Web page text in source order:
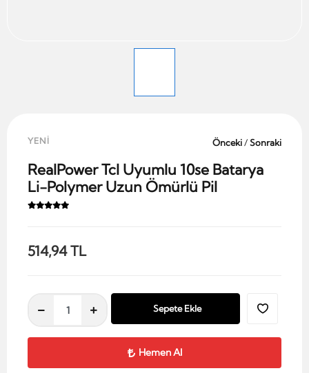
YENİ Önceki/Sonraki
RealPower Tcl Uyumlu 10se Batarya
Li-Polymer Uzun Ömürlü Pil
514,94 TL
Sepete Ekle
Hemen Al